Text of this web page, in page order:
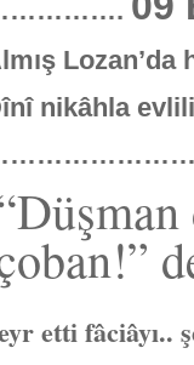
Lozan’da
nikâhla
etti fâciâyı..